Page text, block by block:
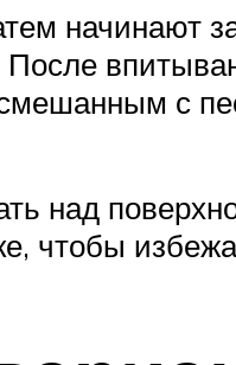
начинают
с
над
чтобы